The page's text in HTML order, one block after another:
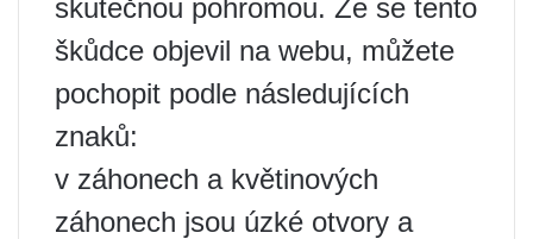
skutečnou pohromou. Že se tento
škůdce objevil na webu, můžete
pochopit podle následujících
znaků:
v záhonech a květinových
záhonech jsou úzké otvory a